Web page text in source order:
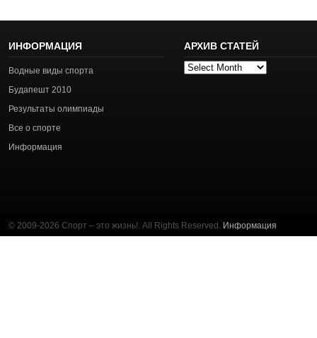
ИНФОРМАЦИЯ
Водные виды спорта
Будапешт 2010
Результаты олимпиады
Все о спорте
Информация
АРХИВ СТАТЕЙ
Архив
© 2009-2026 Спорт – это жизнь!. All Rights Reserved. Информация